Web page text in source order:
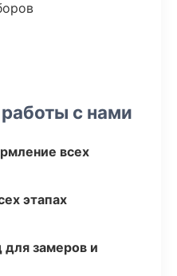
с нами
всех
этапах
замеров и